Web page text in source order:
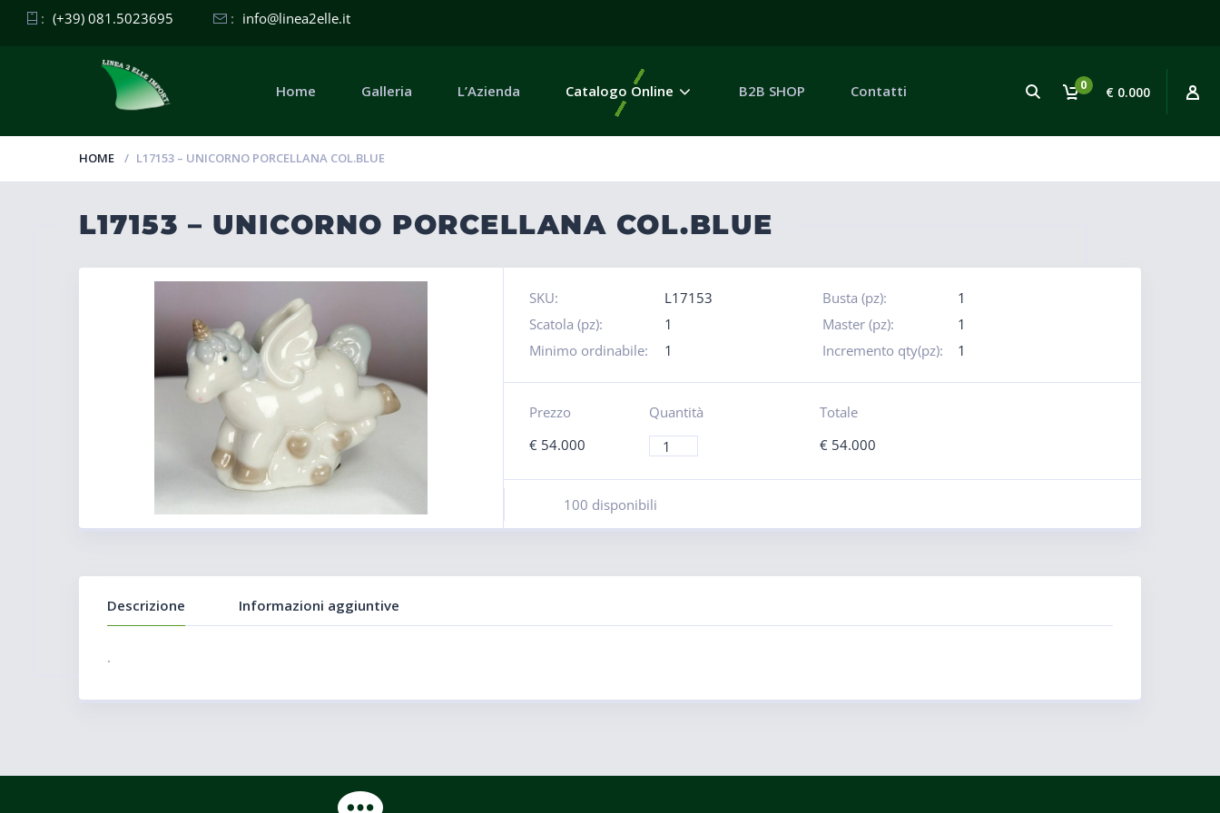
: (+39) 081.5023695 : info@linea2elle.it
0 € 0.000
Home Galleria L’Azienda Catalogo Online B2B SHOP Contatti
HOME L17153 – UNICORNO PORCELLANA COL.BLUE
L17153 – UNICORNO PORCELLANA COL.BLUE
SKU: L17153 Busta (pz):
1
Scatola (pz):
1 Master (pz):
1
Minimo ordinabile:
1 Incremento qty(pz): 1
Prezzo
€ 54.000
Quantità
Totale
€54.000
100 disponibili
Descrizione Informazioni aggiuntive
.